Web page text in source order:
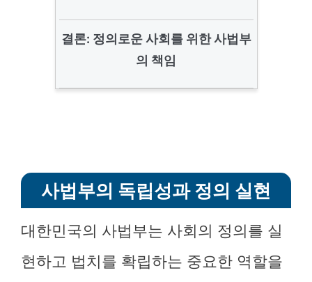
결론: 정의로운 사회를 위한 사법부
의 책임
사법부의 독립성과 정의 실현
대한민국의 사법부는 사회의 정의를 실
현하고 법치를 확립하는 중요한 역할을